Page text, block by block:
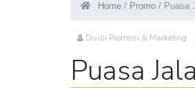
Home / Promo / Puasa
Divisi Promosi & Marketing
Puasa